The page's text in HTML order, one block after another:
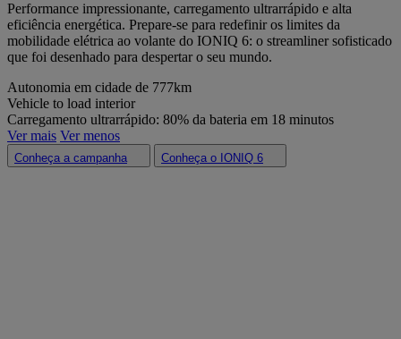
Performance impressionante, carregamento ultrarrápido e alta
eficiência energética. Prepare-se para redefinir os limites da
mobilidade elétrica ao volante do IONIQ 6: o streamlinersofisticado
que foi desenhado para despertar o seu mundo.
Autonomia em cidade de 777km​
Vehicle to load interior​
Carregamento ultrarrápido: 80% da bateria em 18 minutos​
Ver mais Ver menos
Conheça a campanha Conheça o IONIQ 6